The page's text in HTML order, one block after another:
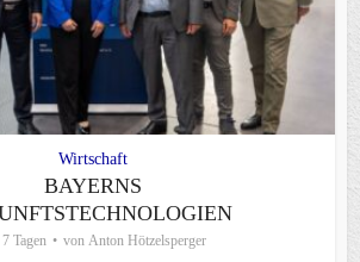
Wirtschaft
BAYERNS
Tagen von Anton Hötzelsperger